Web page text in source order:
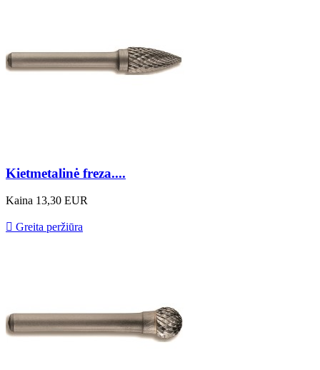
Kietmetalinė freza....
Kaina 13,30 EUR
 Greita peržiūra